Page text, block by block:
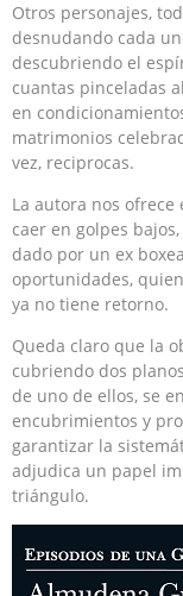
Otros personajes,
desnudando cada
descubriendo el
cuantas pinceladas
en
matrimonios
vez, reciprocas.
La autora nos
caer en golpes
dado por un ex
oportunidades,
ya no tiene retorno.
Queda claro que la
cubriendo dos
de uno de ellos, se
encubrimientos y
garantizar la
adjudica un papel
triángulo.